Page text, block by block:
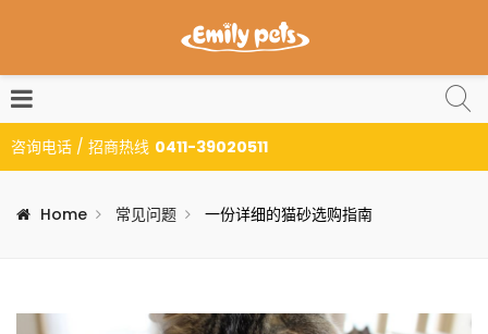
咨询电话 / 招商热线 0411-39020511
Home 常见问题 一份详细的猫砂选购指南